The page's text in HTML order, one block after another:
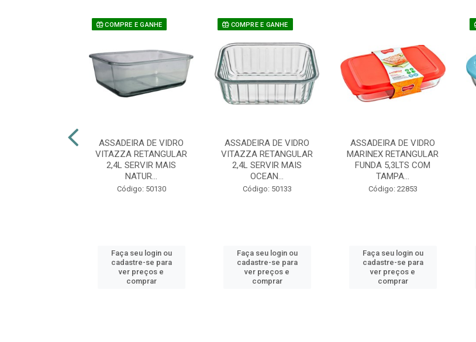
COMPRE E GANHE
ASSADEIRA DE VIDRO
VITAZZA RETANGULAR
2,4L SERVIR MAIS
NATUR...
Código: 50130
Faça seu login ou
cadastre-se para
ver preços e
comprar
COMPRE E GANHE
ASSADEIRA DE VIDRO
VITAZZA RETANGULAR
2,4L SERVIR MAIS
OCEAN...
Código: 50133
Faça seu login ou
cadastre-se para
ver preços e
comprar
ASSADEIRA DE VIDRO
MARINEX RETANGULAR
FUNDA 5,3LTS COM
TAMPA...
Código: 22853
Faça seu login ou
cadastre-se para
ver preços e
comprar